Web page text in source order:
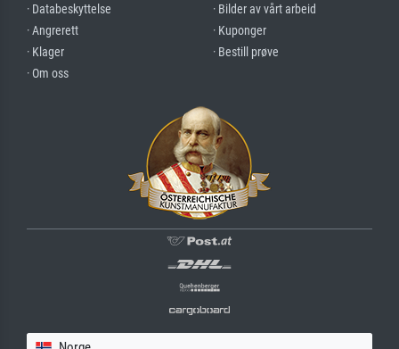
· Databeskyttelse
· Angrerett
· Klager
· Om oss
· Bilder av vårt arbeid
· Kuponger
· Bestill prøve